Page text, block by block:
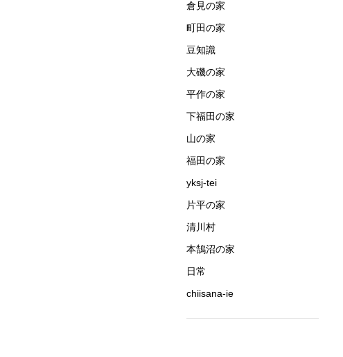
倉見の家
町田の家
豆知識
大磯の家
平作の家
下福田の家
山の家
福田の家
yksj-tei
片平の家
清川村
本鵠沼の家
日常
chiisana-ie